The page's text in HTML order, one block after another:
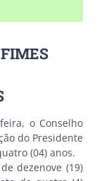
o Conselho
do Presidente
(04) anos.
dezenove (19)